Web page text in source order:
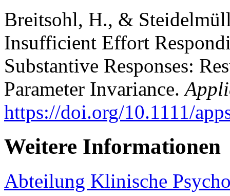
Breitsohl, H., &
Insufficient Effort
Substantive Responses:
Parameter Invariance.
https://doi.org/10.1111/
Weitere Informationen
Abteilung Klinische